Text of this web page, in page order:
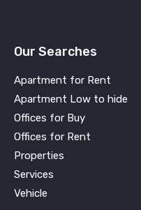
Our Searches
Apartment for Rent
Apartment Low to hide
Offices for Buy
Offices for Rent
Properties
Services
Vehicle